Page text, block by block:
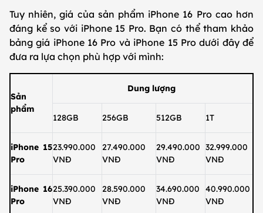
Tuy nhiên, giá của sản phẩm iPhone 16 Pro cao hơn
đáng kể so với iPhone 15 Pro. Bạn có thể tham khảo
bảng giá iPhone 16 Pro và iPhone 15 Pro dưới đây để
đưa ra lựa chọn phù hợp với mình:
Sản
phẩm
Dung lượng
128GB 256GB 512GB 1T
iPhone 15
Pro
23.990.000
VNĐ
27.490.000
VNĐ
29.490.000
VNĐ
32.999.000
VNĐ
iPhone 16
Pro
25.390.000
VNĐ
28.590.000
VNĐ
34.690.000
VNĐ
40.990.000
VNĐ